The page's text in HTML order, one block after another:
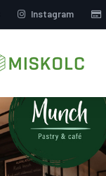
Instagram